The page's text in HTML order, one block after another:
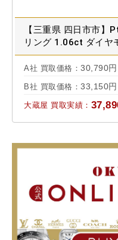
【三重県 四日市市】
リング 1.06ct ダイ
2023.05
A社 買取価格： 30,790円
B社 買取価格： 33,150円
大蔵屋 買取実績：